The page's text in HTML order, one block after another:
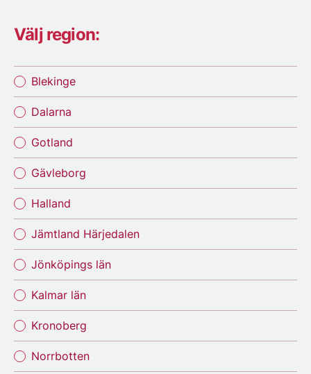
Välj region:
Blekinge
Dalarna
Gotland
Gävleborg
Halland
Jämtland Härjedalen
Jönköpings län
Kalmar län
Kronoberg
Norrbotten